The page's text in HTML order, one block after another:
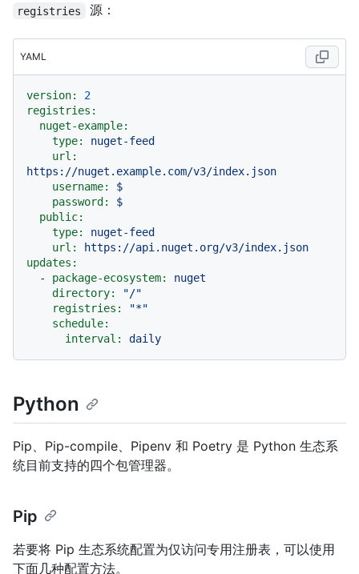
registries 源：
YAML
version:
2
registries:
nuget-example:
type:
nuget-feed
url:
https://nuget.example.com/v3/index.json
username:
$
password:
$
public:
type:
nuget-feed
url:
https://api.nuget.org/v3/index.json
updates:
-
package-ecosystem:
nuget
directory:
"/"
registries:
"*"
schedule:
interval:
daily
Python
Pip、Pip-compile、Pipenv 和 Poetry 是 Python 生态系
统目前支持的四个包管理器。
Pip
若要将 Pip 生态系统配置为仅访问专用注册表，可以使用
下面几种配置方法。